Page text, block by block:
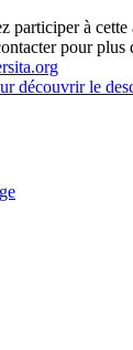
participer à
pour
découvrir le